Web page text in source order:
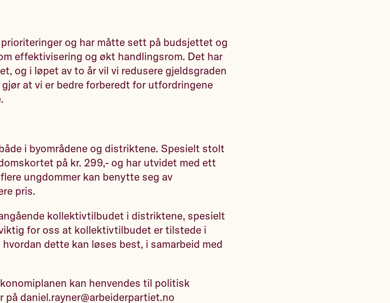
og har måtte sett på budsjettet og
effektivisering og økt handlingsrom. Det har
og i løpet av to år vil vi redusere gjeldsgraden
at vi er bedre forberedt for utfordringene
i byområdene og distriktene. Spesielt stolt
på kr. 299,- og har utvidet med ett
ungdommer kan benytte seg av
pris.
kollektivtilbudet i distriktene, spesielt
for oss at kollektivtilbudet er tilstede i
dette kan løses best, i samarbeid med
kan henvendes til politisk
på daniel.rayner@arbeiderpartiet.no